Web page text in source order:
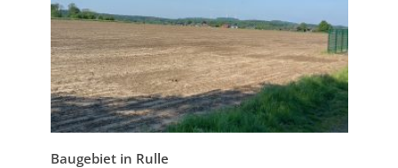
Baugebiet in Rulle